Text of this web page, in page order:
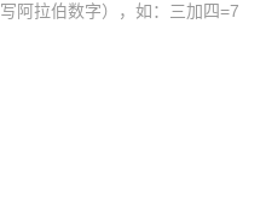
阿拉伯数字），如：三加四=7